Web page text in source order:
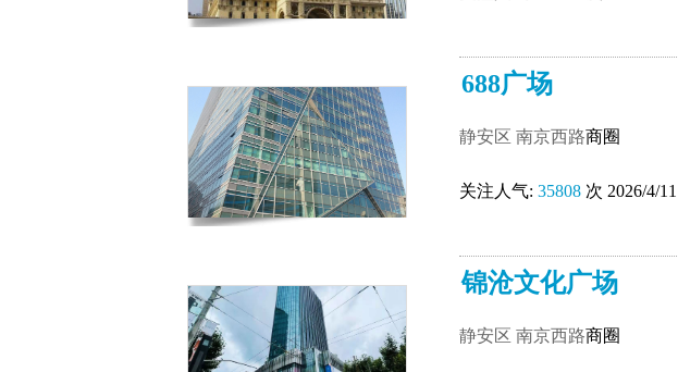
688广场
静安区 南京西路商圈
关注人气: 35808 次 2026/4/11
锦沧文化广场
静安区 南京西路商圈